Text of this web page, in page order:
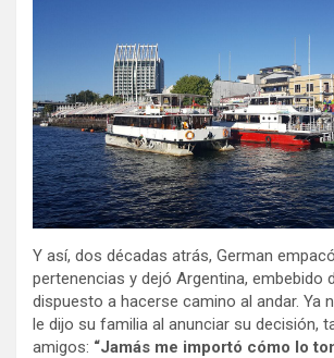
Y así, dos décadas atrás, German
pertenencias y dejó Argentina, embebido
dispuesto a hacerse camino al andar. Ya
le dijo su familia al anunciar su decisión,
amigos: “Jamás me importó cómo lo